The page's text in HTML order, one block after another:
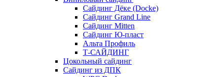
Сайдинг Дёке (Docke)
Сайдинг Grand Line
Сайдинг Mitten
Сайдинг Ю-пласт
Альта Профиль
Т-САЙДИНГ
Цокольный сайдинг
Сайдинг из ДПК